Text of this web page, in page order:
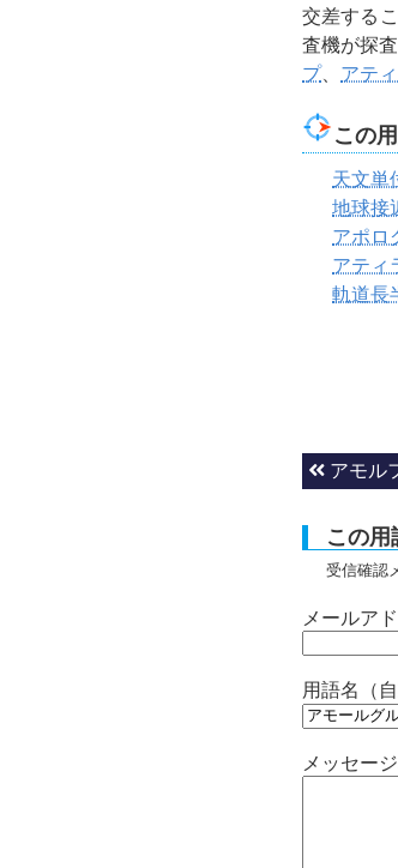
交差する
査機が探
プ、 アテ
この
天文単
地球接
アポロ
アティ
軌道長
アモル
この用
受信確認
メールア
用語名（
メッセー